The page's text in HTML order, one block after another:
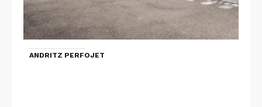
ANDRITZ PERFOJET